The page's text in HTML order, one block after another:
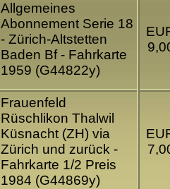
Allgemeines
Abonnement Serie 18
- Zürich-Altstetten
Baden Bf - Fahrkarte
1959 (G44822y)
Frauenfeld
Rüschlikon Thalwil
Küsnacht (ZH) via
Zürich und zurück -
Fahrkarte 1/2 Preis
1984 (G44869y)